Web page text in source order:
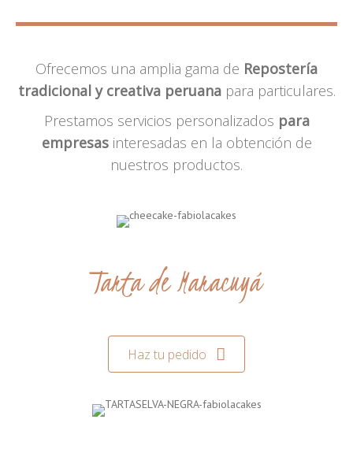
Ofrecemos una amplia gama de Repostería
tradicional y creativa peruanapara particulares.
Prestamos servicios personalizados para
empresasinteresadas en la obtención de
nuestros productos.
Tarta de Maracuyá
Haz tu pedido